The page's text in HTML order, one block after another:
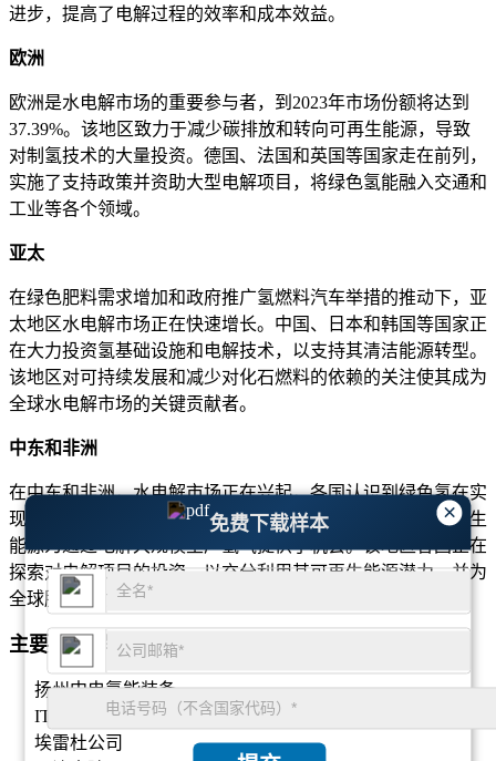
×
免费下载样本
进步，提高了电解过程的效率和成本效益。
欧洲
欧洲是水电解市场的重要参与者，到2023年市场份额将达到
37.39%。该地区致力于减少碳排放和转向可再生能源，导致
对制氢技术的大量投资。德国、法国和英国等国家走在前列，
实施了支持政策并资助大型电解项目，将绿色氢能融入交通和
工业等各个领域。
亚太
在绿色肥料需求增加和政府推广氢燃料汽车举措的推动下，亚
太地区水电解市场正在快速增长。中国、日本和韩国等国家正
在大力投资氢基础设施和电解技术，以支持其清洁能源转型。
该地区对可持续发展和减少对化石燃料的依赖的关注使其成为
全球水电解市场的关键贡献者。
中东和非洲
在中东和非洲，水电解市场正在兴起，各国认识到绿色氢在实
现能源组合多元化方面的潜力。太阳能和风能等丰富的可再生
能源为通过电解大规模生产氢气提供了机会。该地区各国正在
探索对电解项目的投资，以充分利用其可再生能源潜力，并为
全球脱碳努力做出贡献。
主要水电解市场公司名单分析
扬州中电氢能装备
ITM电源
埃雷杜公司